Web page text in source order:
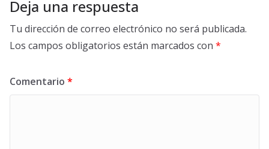
Deja una respuesta
Tu dirección de correo electrónico no será publicada.
Los campos obligatorios están marcados con *
Comentario *